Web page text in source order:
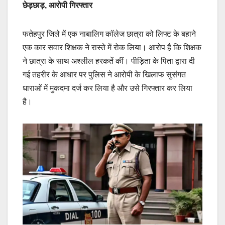
छेड़छाड़, आरोपी गिरफ्तार
फतेहपुर जिले में एक नाबालिग कॉलेज छात्रा को लिफ्ट के बहाने
एक कार सवार शिक्षक ने रास्ते में रोक लिया। आरोप है कि शिक्षक
ने छात्रा के साथ अश्लील हरकतें कीं। पीड़िता के पिता द्वारा दी
गई तहरीर के आधार पर पुलिस ने आरोपी के खिलाफ सुसंगत
धाराओं में मुकदमा दर्ज कर लिया है और उसे गिरफ्तार कर लिया
है।